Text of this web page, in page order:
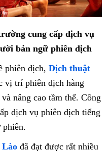
cung cấp dịch vụ
bản ngữ phiên dịch
phiên dịch, Dịch thuật
vị trí phiên dịch hàng
nâng cao tầm thế. Công
dịch vụ phiên dịch tiếng
phiên.
Lào đã đạt được rất nhiều